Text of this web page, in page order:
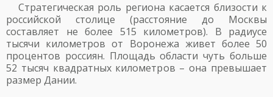
Стратегическая роль региона касается близости к
российской столице (расстояние до Москвы
составляет не более 515 километров). В радиусе
тысячи километров от Воронежа живет более 50
процентов россиян. Площадь области чуть больше
52 тысяч квадратных километров – она превышает
размер Дании.